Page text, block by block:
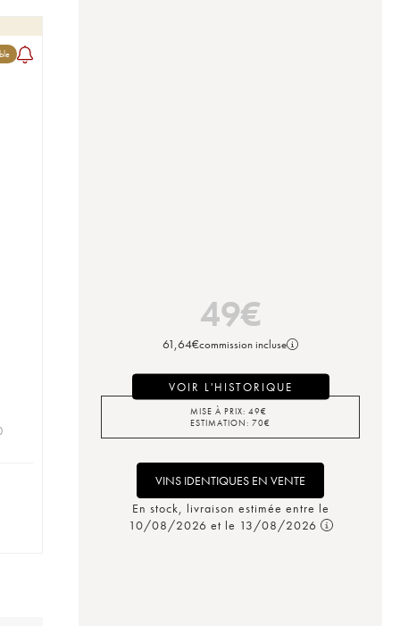
49€
61,64€commission incluse
VOIR L'HISTORIQUE
MISE À PRIX: 49€
ESTIMATION: 70€
VINS IDENTIQUES EN VENTE
En stock, livraison estimée entre le
10/08/2026 et le 13/08/2026